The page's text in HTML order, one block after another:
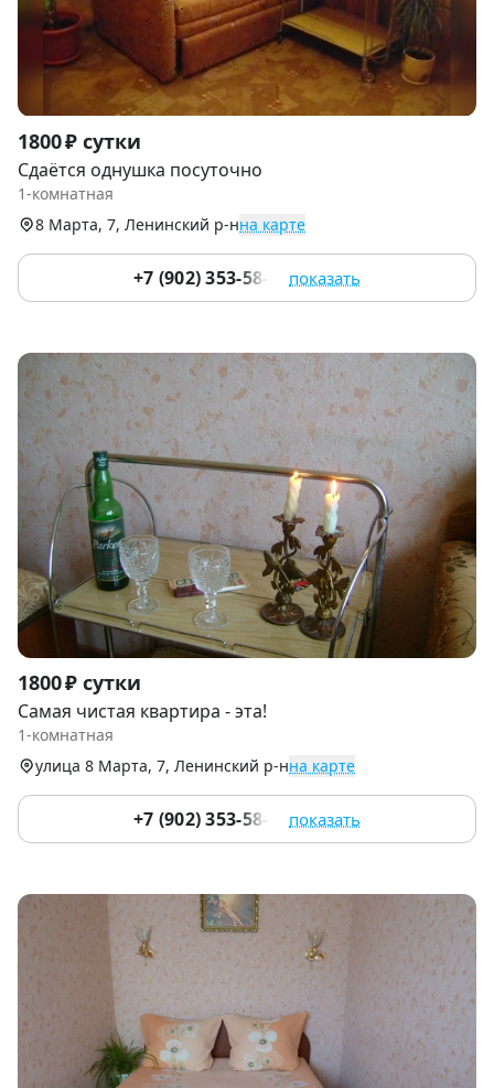
Item
1
of
7
1800 ₽ сутки
Сдаётся однушка посуточно
1-комнатная
8 Марта, 7, Ленинский р-нна карте
+7 (902) 353-58-78 показать
Item
1
of
1800 ₽ сутки
Самая чистая квартира - эта!
1-комнатная
улица 8 Марта, 7, Ленинский р-нна карте
+7 (902) 353-58-78 показать